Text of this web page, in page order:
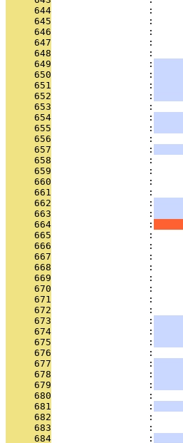
     644
:
     645
:
     646
:
     647
:
     648
:
     649
                 :
     650
                 :
     651
                 :
     652
                 :
     653
:
     654
                 :
     655
                 :
     656
:
     657
                 :
     658
:
     659
:
     660
:
     661
:
     662
                 :
     663
                 :
     664
                 :
     665
:
     666
:
     667
:
     668
:
     669
:
     670
:
     671
:
     672
:
     673
                 :
     674
                 :
     675
                 :
     676
:
     677
                 :
     678
                 :
     679
                 :
     680
:
     681
                 :
     682
:
     683
:
     684
                 :